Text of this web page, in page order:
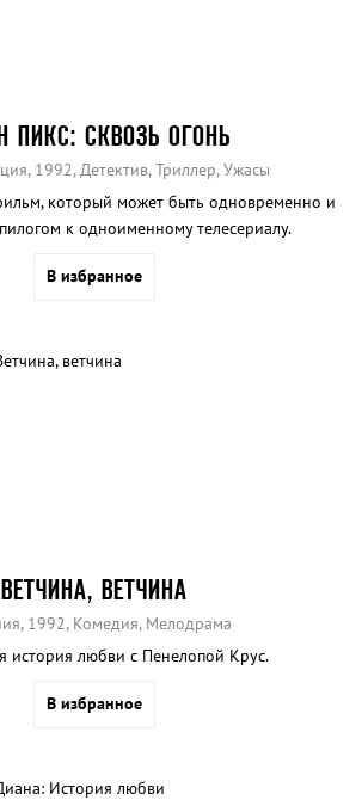
ПИКС: СКВОЗЬ ОГОНЬ
1992, Детектив, Триллер, Ужасы
который может быть одновременно и
к одноименному телесериалу.
В избранное
ВЕТЧИНА, ВЕТЧИНА
1992, Комедия, Мелодрама
история любви с Пенелопой Крус.
В избранное